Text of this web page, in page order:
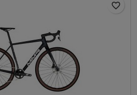
favorite_border